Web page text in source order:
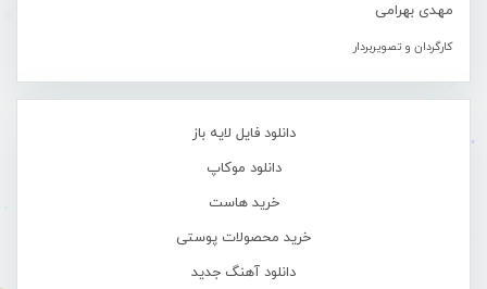
مهدی بهرامی
کارگردان و تصویربردار
دانلود فایل لایه باز
دانلود موکاپ
خرید هاست
خرید محصولات پوستی
دانلود آهنگ جدید